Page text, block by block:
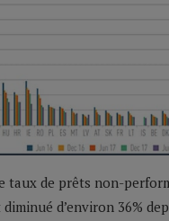
taux de prêts non-
d’environ 36%